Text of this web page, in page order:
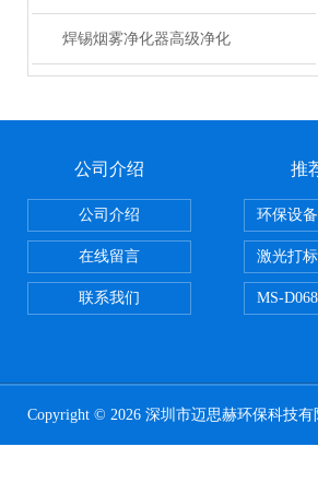
焊锡烟雾净化器高级净化
公司介绍
公司介绍
在线留言
联系我们
推
环保设
激光打
MS-
Copyright © 2026 深圳市迈思赫环保科技